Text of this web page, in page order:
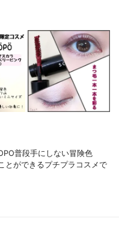
普段手にしない冒険色
とができるプチプラコスメで